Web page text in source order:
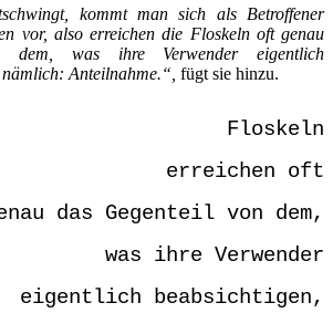
kommt man sich als Betroffener
vor, also erreichen die Floskeln oft genau
dem, was ihre Verwender eigentlich
Anteilnahme.“, fügt sie hinzu.
Floskeln
erreichen oft
das Gegenteil von dem,
was ihre Verwender
eigentlich beabsichtigen,